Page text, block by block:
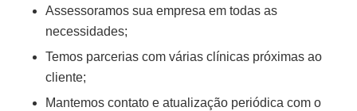
Assessoramos sua empresa em todas as
necessidades;
Temos parcerias com várias clínicas próximas ao
cliente;
Mantemos contato e atualização periódica com o